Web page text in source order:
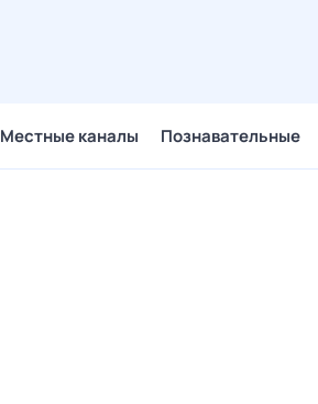
Местные каналы Познавательные